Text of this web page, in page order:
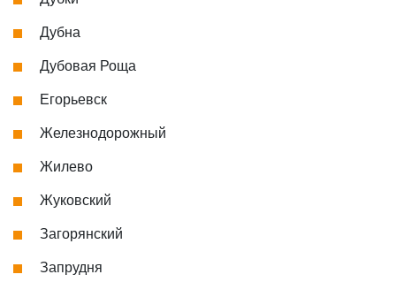
Дубна
Дубовая Роща
Егорьевск
Железнодорожный
Жилево
Жуковский
Загорянский
Запрудня